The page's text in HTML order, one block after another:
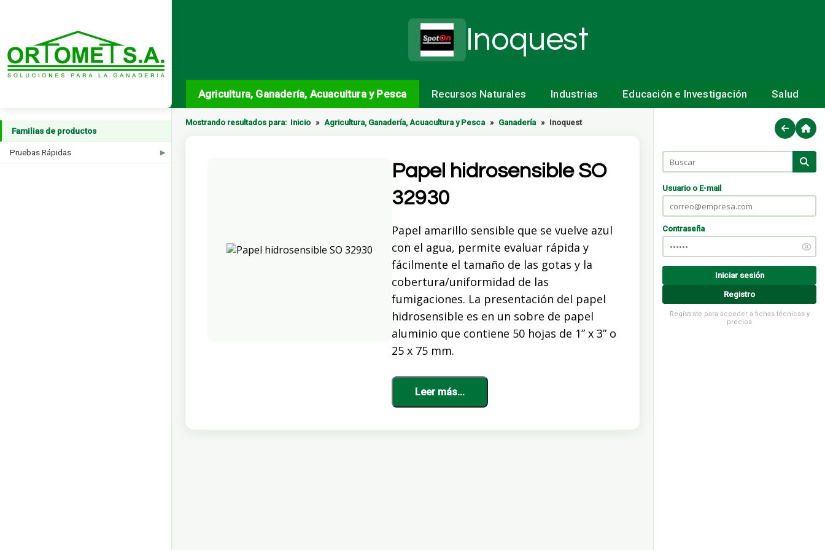
Inoquest
Agricultura, Ganadería, Acuacultura y Pesca Recursos Naturales Industrias Educación e Investigación Salud
Familias de productos
Pruebas Rápidas ▶
Mostrando resultados para: Inicio » Agricultura, Ganadería, Acuacultura y Pesca » Ganadería » Inoquest
Papel hidrosensible SO
32930
Papel amarillo sensible que se vuelve azul
con el agua, permite evaluar rápida y
fácilmente el tamaño de las gotas y la
cobertura/uniformidad de las
fumigaciones. La presentación del papel
hidrosensible es en un sobre de papel
aluminio que contiene 50 hojas de 1” x 3” o
25 x 75 mm.
Leer más...
Usuario o E-mail
Contraseña
Iniciar sesión
Registro
Regístrate para acceder a fichas técnicas y
precios